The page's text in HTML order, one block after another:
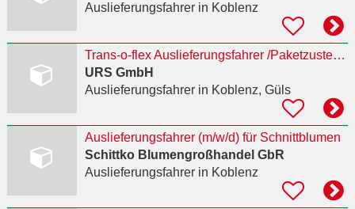
Auslieferungsfahrerin Koblenz
Trans-o-flex Auslieferungsfahrer /Paketzusteller (m/w/d) Koblenz
URS GmbH
Auslieferungsfahrerin Koblenz, Güls
Auslieferungsfahrer (m/w/d) für Schnittblumen
Schittko Blumengroßhandel GbR
Auslieferungsfahrerin Koblenz